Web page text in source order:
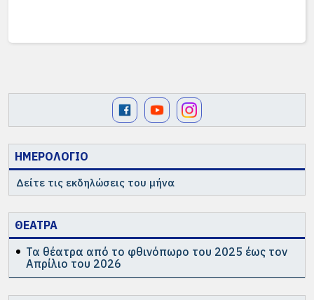
ΗΜΕΡΟΛΟΓΙΟ
Δείτε τις εκδηλώσεις του μήνα
ΘΕΑΤΡΑ
Τα θέατρα από το φθινόπωρο του 2025 έως τον
Απρίλιο του 2026